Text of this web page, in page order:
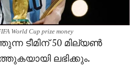
World Cup prize money
ടീമിന് 50 മില്യൺ
ലഭിക്കും.